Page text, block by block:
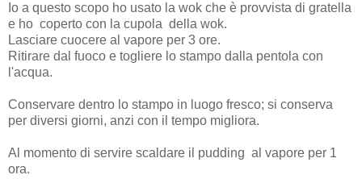
Io a questo scopo ho usato la wok che è provvista di gratella
e ho coperto con la cupola della wok.
Lasciare cuocere al vapore per 3 ore.
Ritirare dal fuoco e togliere lo stampo dalla pentola con
l'acqua.
Conservare dentro lo stampo in luogo fresco; si conserva
per diversi giorni, anzi con il tempo migliora.
Al momento di servire scaldare il pudding al vapore per 1
ora.